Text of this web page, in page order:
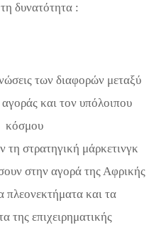
δυνατότητα :
των διαφορών μεταξύ
και τον υπόλοιπου
κόσμου
τη στρατηγική μάρκετινγκ
στην αγορά της Αφρικής
πλεονεκτήματα και τα
της επιχειρηματικής